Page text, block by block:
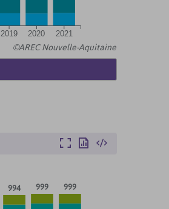
©AREC Nouvelle-Aquitaine
2019 2020 2021
AgrandirExporterIntégrer
994 999 999